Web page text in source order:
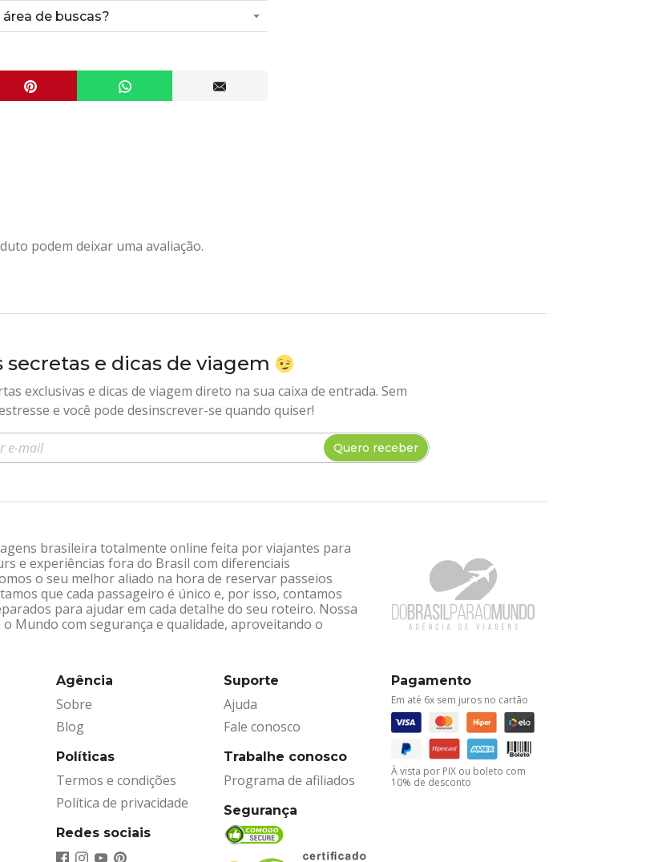
de buscas?
podem deixar uma avaliação.
secretas e dicas de viagem
exclusivas e dicas de viagem direto na sua caixa de entrada. Sem
e você pode desinscrever-se quando quiser!
mail
Quero receber
brasileira totalmente online feita por viajantes para
e experiências fora do Brasil com diferenciais
o seu melhor aliado na hora de reservar passeios
que cada passageiro é único e, por isso, contamos
para ajudar em cada detalhe do seu roteiro. Nossa
Mundo com segurança e qualidade, aproveitando o
Agência
Sobre
Blog
Políticas
Termos e condições
Política de privacidade
Redes sociais
Suporte
Ajuda
Fale conosco
Trabalhe conosco
Programa de afiliados
Segurança
Pagamento
Em até 6x sem juros no cartão
À vista por PIX ou boleto com
10% de desconto